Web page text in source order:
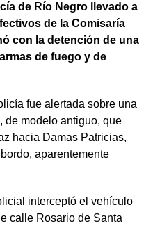
de Río Negro llevado a
de la Comisaría
con la detención de una
de fuego y de
fue alertada sobre una
de modelo antiguo, que
hacia Damas Patricias,
aparentemente
interceptó el vehículo
calle Rosario de Santa